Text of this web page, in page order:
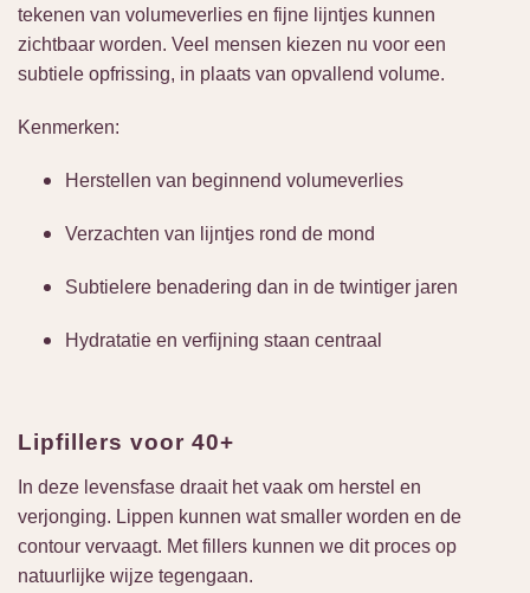
tekenen van volumeverlies en fijne lijntjes kunnen
zichtbaar worden. Veel mensen kiezen nu voor een
subtiele opfrissing, in plaats van opvallend volume.
Kenmerken:
Herstellen van beginnend volumeverlies
Verzachten van lijntjes rond de mond
Subtielere benadering dan in de twintiger jaren
Hydratatie en verfijning staan centraal
Lipfillers voor 40+
In deze levensfase draait het vaak om herstel en
verjonging. Lippen kunnen wat smaller worden en de
contour vervaagt. Met fillers kunnen we dit proces op
natuurlijke wijze tegengaan.